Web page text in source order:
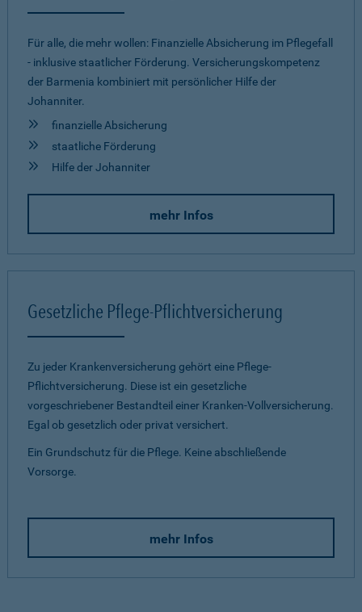
Für alle, die mehr wollen: Finanzielle Absicherung im Pflegefall
- inklusive staatlicher Förderung. Versicherungskompetenz
der Barmenia kombiniert mit persönlicher Hilfe der
Johanniter.
finanzielle Absicherung
staatliche Förderung
Hilfe der Johanniter
mehr Infos
Gesetzliche Pflege-Pflichtversicherung
Zu jeder Krankenversicherung gehört eine Pflege-
Pflichtversicherung. Diese ist ein gesetzliche
vorgeschriebener Bestandteil einer Kranken-Vollversicherung.
Egal ob gesetzlich oder privat versichert.
Ein Grundschutz für die Pflege. Keine abschließende
Vorsorge.
mehr Infos